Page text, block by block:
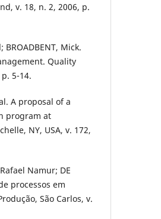
v. 18, n. 2, 2006, p.
BROADBENT, Mick.
Quality
5-14.
A proposal of a
program at
NY, USA, v. 172,
Namur; DE
processos em
São Carlos, v.